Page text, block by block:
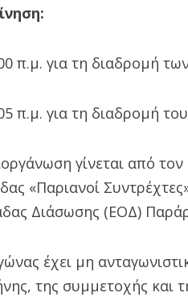
π.μ. για τη διαδρομή
π.μ. για τη διαδρομή
γίνεται από
«Παριανοί
Διάσωσης (ΕΟΔ)
έχει μη
της συμμετοχής και